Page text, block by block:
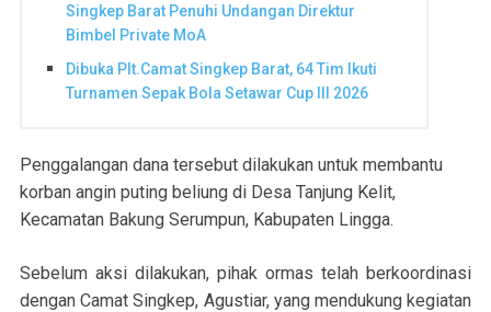
Singkep Barat Penuhi Undangan Direktur
Bimbel Private MoA
Dibuka Plt.Camat Singkep Barat, 64 Tim Ikuti
Turnamen Sepak Bola Setawar Cup III 2026
Penggalangan dana tersebut dilakukan untuk membantu
korban angin puting beliung di Desa Tanjung Kelit,
Kecamatan Bakung Serumpun, Kabupaten Lingga.
Sebelum aksi dilakukan, pihak ormas telah berkoordinasi
dengan Camat Singkep, Agustiar, yang mendukung kegiatan